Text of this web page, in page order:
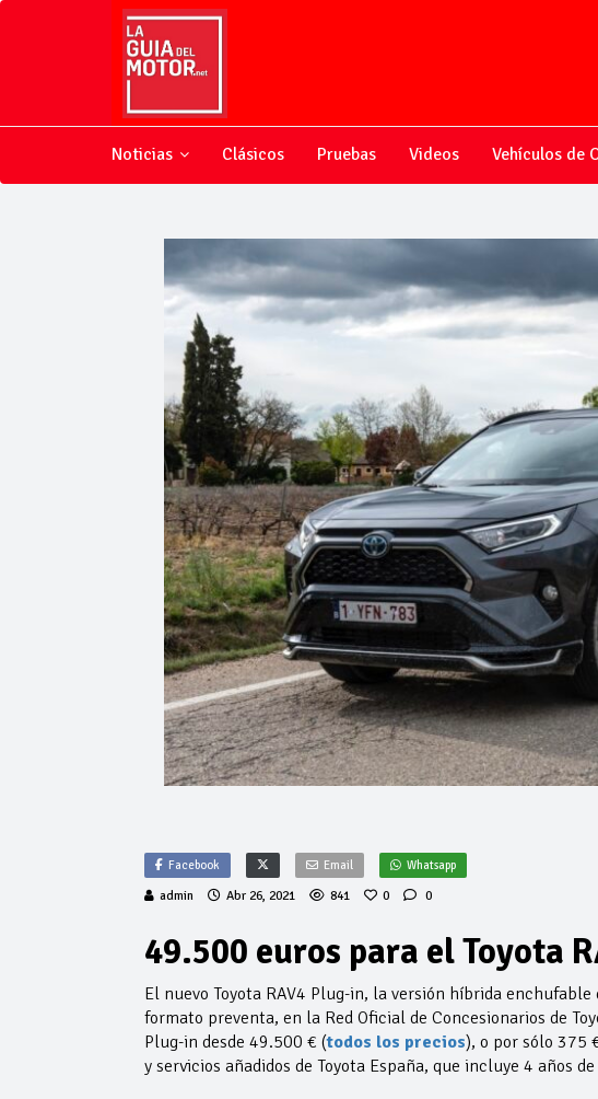
Noticias Clásicos Pruebas Videos Vehículos de
Facebook Email Whatsapp
admin Abr 26, 2021 841 0 0
49.500 euros para el Toyota
El nuevo Toyota RAV4 Plug-in, la versión híbrida
formato preventa, en la Red Oficial de Concesionarios de
Plug-in desde 49.500 € (todos los precios), o por sólo 375
y servicios añadidos de Toyota España, que incluye 4 años